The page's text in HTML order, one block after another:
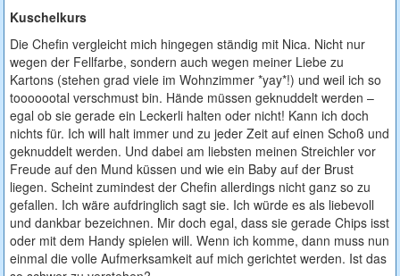
Kuschelkurs
Die Chefin vergleicht mich hingegen ständig mit Nica. Nicht nur
wegen der Fellfarbe, sondern auch wegen meiner Liebe zu
Kartons (stehen grad viele im Wohnzimmer *yay*!) und weil ich so
tooooootal verschmust bin. Hände müssen geknuddelt werden –
egal ob sie gerade ein Leckerli halten oder nicht! Kann ich doch
nichts für. Ich will halt immer und zu jeder Zeit auf einen Schoß und
geknuddelt werden. Und dabei am liebsten meinen Streichler vor
Freude auf den Mund küssen und wie ein Baby auf der Brust
liegen. Scheint zumindest der Chefin allerdings nicht ganz so zu
gefallen. Ich wäre aufdringlich sagt sie. Ich würde es als liebevoll
und dankbar bezeichnen. Mir doch egal, dass sie gerade Chips isst
oder mit dem Handy spielen will. Wenn ich komme, dann muss nun
einmal die volle Aufmerksamkeit auf mich gerichtet werden. Ist das